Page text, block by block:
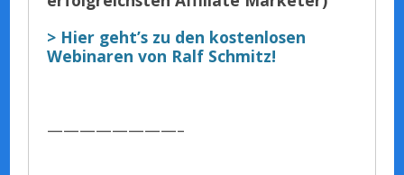
> Hier geht’s zu den kostenlosen
Webinaren von Ralf Schmitz!
————————–